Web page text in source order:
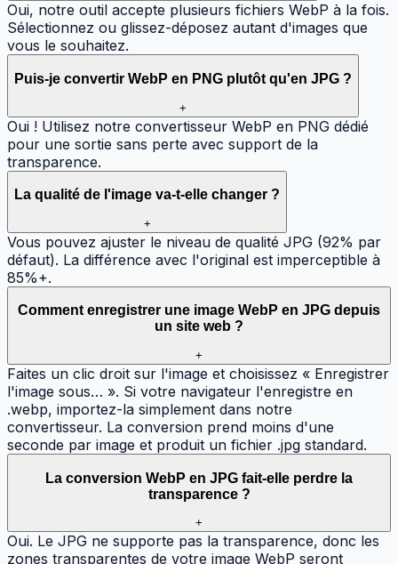
Oui, notre outil accepte plusieurs fichiers WebP à la fois.
Sélectionnez ou glissez-déposez autant d'images que
vous le souhaitez.
Puis-je convertir WebP en PNG plutôt qu'en JPG ?
+
Oui ! Utilisez notre convertisseur WebP en PNG dédié
pour une sortie sans perte avec support de la
transparence.
La qualité de l'image va-t-elle changer ?
+
Vous pouvez ajuster le niveau de qualité JPG (92% par
défaut). La différence avec l'original est imperceptible à
85%+.
Comment enregistrer une image WebP en JPG depuis
un site web ?
+
Faites un clic droit sur l'image et choisissez « Enregistrer
l'image sous… ». Si votre navigateur l'enregistre en
.webp, importez-la simplement dans notre
convertisseur. La conversion prend moins d'une
seconde par image et produit un fichier .jpg standard.
La conversion WebP en JPG fait-elle perdre la
transparence ?
+
Oui. Le JPG ne supporte pas la transparence, donc les
zones transparentes de votre image WebP seront